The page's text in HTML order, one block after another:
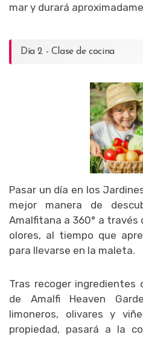
mar y durará
Día 2 - Clase de cocina
Pasar un día en los
mejor manera de
Amalfitana a 360° a través
olores, al tiempo que
para llevarse en la maleta.
Tras recoger
de Amalfi Heaven
limoneros, olivares y
propiedad, pasará a la